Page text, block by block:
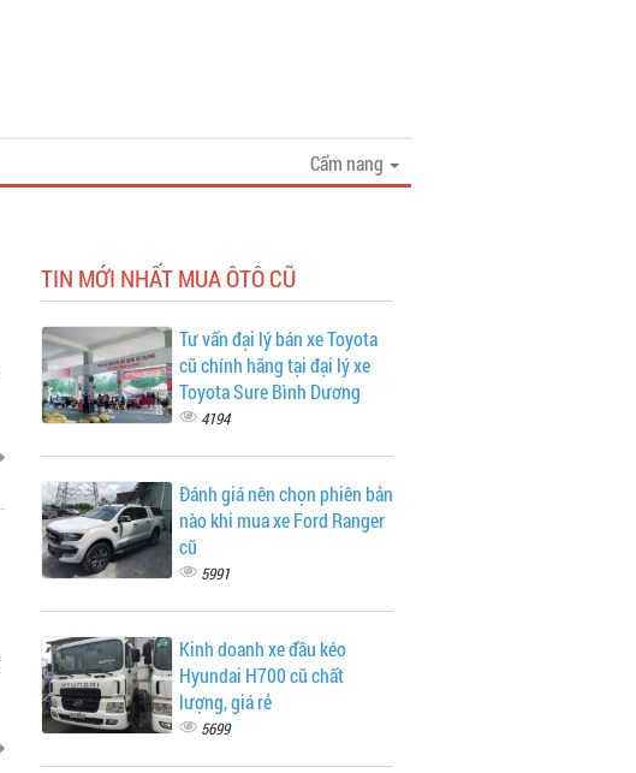
Cẩm nang
TIN MỚI NHẤT MUA ÔTÔ CŨ
Tư vấn đại lý bán xe Toyota
cũ chính hãng tại đại lý xe
Toyota Sure Bình Dương
4194
Đánh giá nên chọn phiên bản
nào khi mua xe Ford Ranger
cũ
5991
Kinh doanh xe đầu kéo
Hyundai H700 cũ chất
lượng, giá rẻ
5699